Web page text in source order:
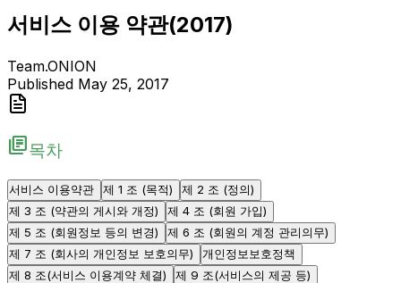
서비스 이용 약관(2017)
Team.ONION
Published May 25, 2017
library_books목차
서비스 이용약관 제 1 조 (목적)
제 2 조 (정의)
제 3 조 (약관의 게시와 개정)
제 4 조 (회원 가입)
제 5 조 (회원정보 등의 변경)
제 6 조 (회원의 계정 관리의무)
제 7 조 (회사의 개인정보 보호의무)
개인정보보호정책
제 8 조(서비스 이용계약 체결)
제 9 조(서비스의 제공 등)